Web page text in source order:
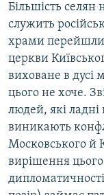
Більшість
служить
храми перейшли
церкви
виховане в дусі
цього не хоче.
людей, які
виникають
Московського й
вирішення